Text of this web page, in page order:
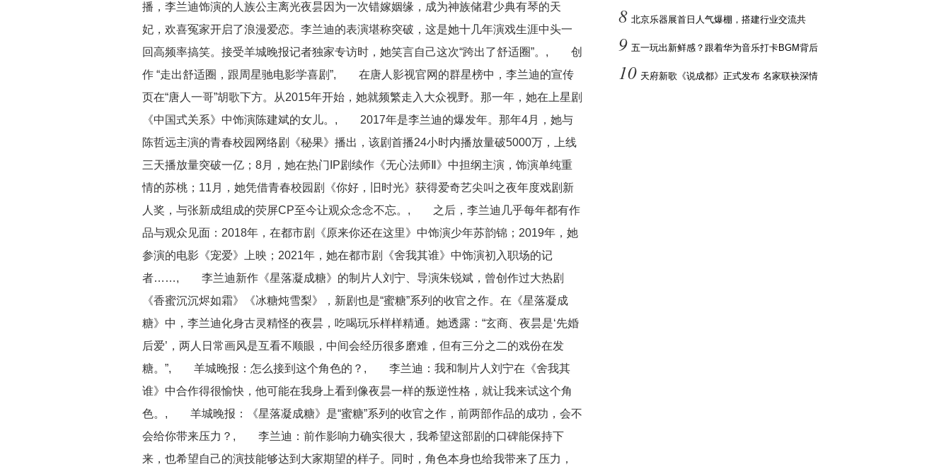
播，李兰迪饰演的人族公主离光夜昙因为一次错嫁姻缘，成为神族储君少典有琴的天
妃，欢喜冤家开启了浪漫爱恋。李兰迪的表演堪称突破，这是她十几年演戏生涯中头一
回高频率搞笑。接受羊城晚报记者独家专访时，她笑言自己这次“跨出了舒适圈”。, 创
作 “走出舒适圈，跟周星驰电影学喜剧”, 在唐人影视官网的群星榜中，李兰迪的宣传
页在“唐人一哥”胡歌下方。从2015年开始，她就频繁走入大众视野。那一年，她在上星剧
《中国式关系》中饰演陈建斌的女儿。, 2017年是李兰迪的爆发年。那年4月，她与
陈哲远主演的青春校园网络剧《秘果》播出，该剧首播24小时内播放量破5000万，上线
三天播放量突破一亿；8月，她在热门IP剧续作《无心法师Ⅱ》中担纲主演，饰演单纯重
情的苏桃；11月，她凭借青春校园剧《你好，旧时光》获得爱奇艺尖叫之夜年度戏剧新
人奖，与张新成组成的荧屏CP至今让观众念念不忘。, 之后，李兰迪几乎每年都有作
品与观众见面：2018年，在都市剧《原来你还在这里》中饰演少年苏韵锦；2019年，她
参演的电影《宠爱》上映；2021年，她在都市剧《舍我其谁》中饰演初入职场的记
者……, 李兰迪新作《星落凝成糖》的制片人刘宁、导演朱锐斌，曾创作过大热剧
《香蜜沉沉烬如霜》《冰糖炖雪梨》，新剧也是“蜜糖”系列的收官之作。在《星落凝成
糖》中，李兰迪化身古灵精怪的夜昙，吃喝玩乐样样精通。她透露：“玄商、夜昙是‘先婚
后爱’，两人日常画风是互看不顺眼，中间会经历很多磨难，但有三分之二的戏份在发
糖。”, 羊城晚报：怎么接到这个角色的？, 李兰迪：我和制片人刘宁在《舍我其
谁》中合作得很愉快，他可能在我身上看到像夜昙一样的叛逆性格，就让我来试这个角
色。, 羊城晚报：《星落凝成糖》是“蜜糖”系列的收官之作，前两部作品的成功，会不
会给你带来压力？, 李兰迪：前作影响力确实很大，我希望这部剧的口碑能保持下
来，也希望自己的演技能够达到大家期望的样子。同时，角色本身也给我带来了压力，
8 北京乐器展首日人气爆棚，搭建行业交流共
9 五一玩出新鲜感？跟着华为音乐打卡BGM背后
10 天府新歌《说成都》正式发布 名家联袂深情